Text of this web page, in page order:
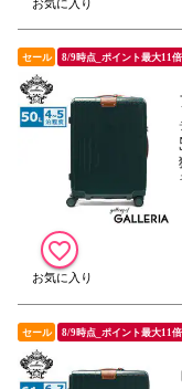
セール 8/9時点_ポイント最大11倍
セール 8/9時点_ポイント最大11倍